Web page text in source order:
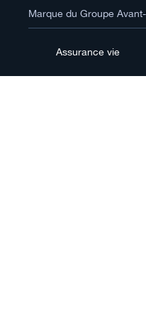
Marque du Groupe
Assurance vie